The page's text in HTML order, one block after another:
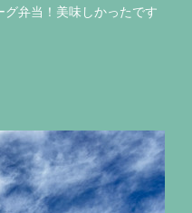
弁当！美味しかったです